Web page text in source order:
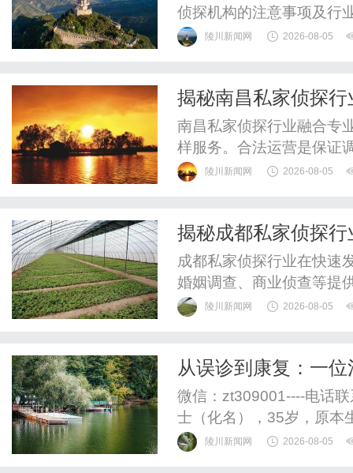
侦探机构的注意事项及行
陵川新闻网 2026-08-05
揭秘南昌私家侦探
南昌私家侦探行业融合专
样服务。合法运营是保证
陵川新闻网 2026-08-05
揭秘成都私家侦探
成都私家侦探行业在快速
婚姻调查、商业侦查等提
陵川新闻网 2026-08-05
从误诊到康复：一
微信：zt309001----电话
士（化名），35岁，原本
干舌燥，喝水也无法缓解
陵川新闻网 2026-08-05